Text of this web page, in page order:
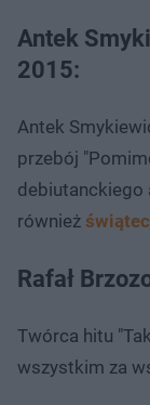
Antek
2015:
Antek
przebój
debiutanckiego
również
Rafał
Twórca hitu
wszystkim za